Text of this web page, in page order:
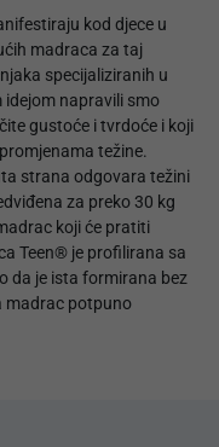
kod djece u
madraca za taj
specijaliziranih u
napravili smo
gustoće i tvrdoće i koji
težine.
strana odgovara težini
za preko 30 kg
koji će pratiti
Teen® je profilirana sa
da je ista formirana bez
madrac potpuno